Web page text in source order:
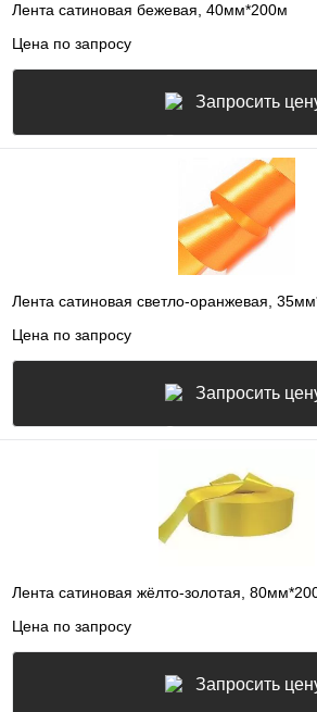
Лента сатиновая бежевая, 40мм*200м
Цена по запросу
Запросить
Лента сатиновая светло-оранжевая,
Цена по запросу
Запросить
Лента сатиновая жёлто-золотая,
Цена по запросу
Запросить